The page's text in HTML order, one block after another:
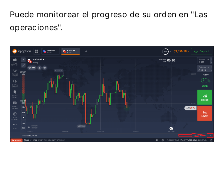
Puede monitorear el progreso de su orden en "Las
operaciones".